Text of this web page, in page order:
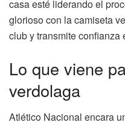
casa esté liderando el
glorioso con la camiseta
club y transmite confianza
Lo que viene
verdolaga
Atlético Nacional encara